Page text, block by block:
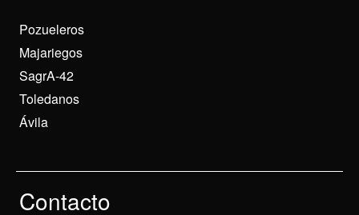
Pozueleros
Majariegos
SagrA-42
Toledanos
Ávila
Contacto